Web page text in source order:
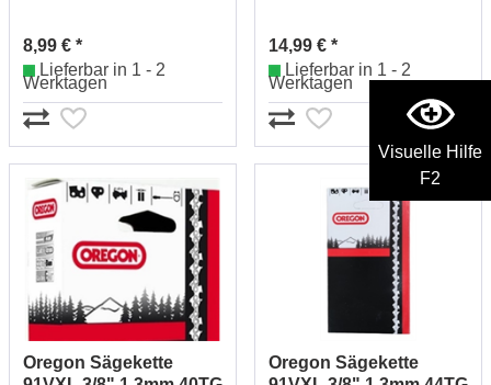
Visuelle Hilfe
F2
8,99 € *
Lieferbar in 1 - 2
Werktagen
14,99 € *
Lieferbar in 1 - 2
Werktagen
Oregon Sägekette
Oregon Sägekette